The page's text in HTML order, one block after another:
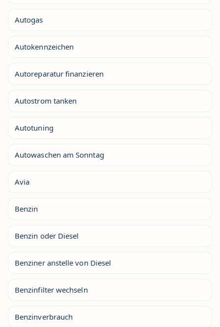
Autogas
Autokennzeichen
Autoreparatur finanzieren
Autostrom tanken
Autotuning
Autowaschen am Sonntag
Avia
Benzin
Benzin oder Diesel
Benziner anstelle von Diesel
Benzinfilter wechseln
Benzinverbrauch